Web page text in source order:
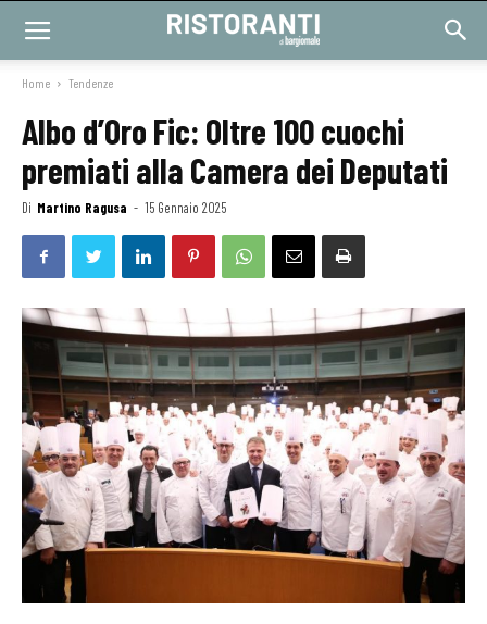
Home Tendenze
Albo d’Oro Fic: Oltre 100 cuochi
premiati alla Camera dei Deputati
Di Martino Ragusa - 15 Gennaio 2025